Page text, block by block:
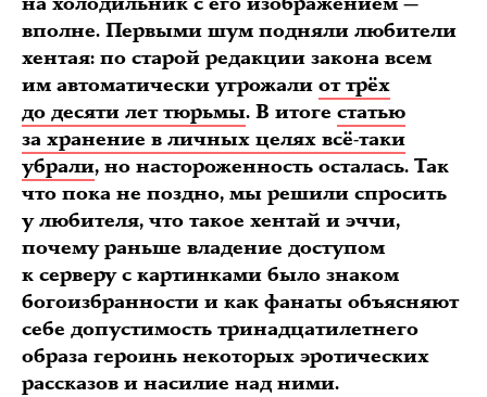
вполне. Первыми шум подняли любители
хентая: по старой редакции закона всем
им автоматически угрожали от трёх
до десяти лет тюрьмы. В итоге статью
за хранение в личных целях всё-таки
убрали, но настороженность осталась. Так
что пока не поздно, мы решили спросить
у любителя, что такое хентай и эччи,
почему раньше владение доступом
к серверу с картинками было знаком
богоизбранности и как фанаты объясняют
себе допустимость тринадцатилетнего
образа героинь некоторых эротических
рассказов и насилие над ними.